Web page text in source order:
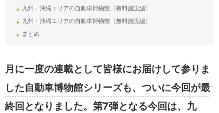
九州・沖縄エリアの自動車博物館（有料施設編）
九州・沖縄エリアの自動車博物館（無料施設編）
まとめ
月に一度の連載として皆様にお届けして参りま
した自動車博物館シリーズも、ついに今回が最
終回となりました。第7弾となる今回は、九